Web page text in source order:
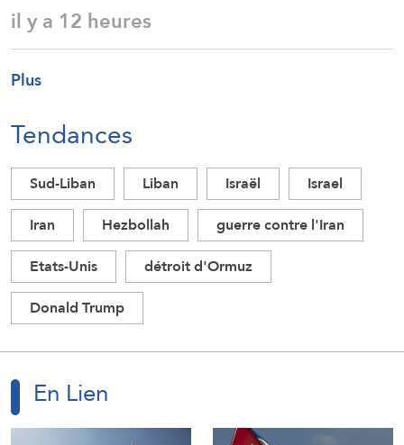
il y a 12 heures
Plus
Tendances
Sud-Liban Liban Israël
Israel
Iran
Hezbollah
guerre contre l'Iran
Etats-Unis
détroit d'Ormuz
Donald Trump
En Lien